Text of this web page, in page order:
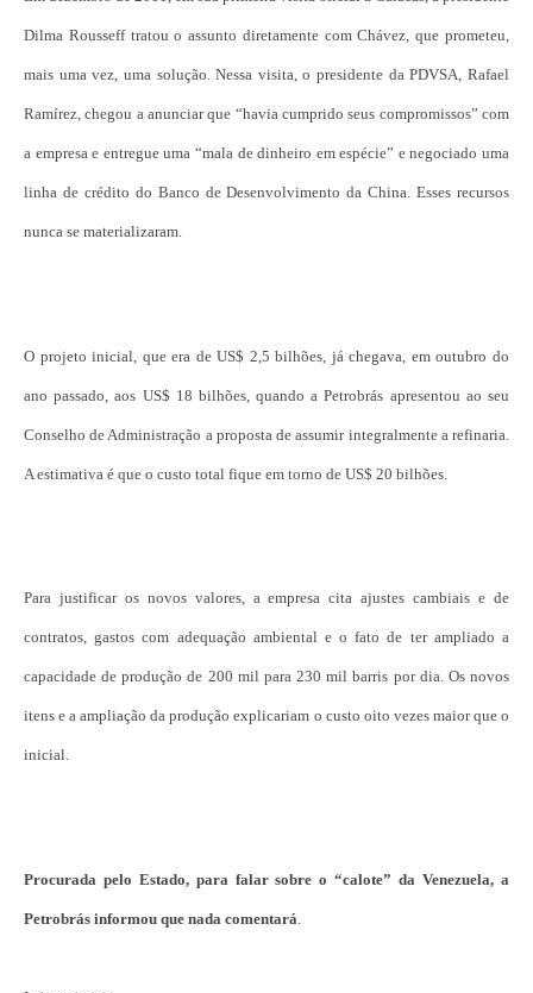
Dilma Rousseff tratou o assunto diretamente com Chávez, que prometeu,
mais uma vez, uma solução. Nessa visita, o presidente da PDVSA, Rafael
Ramírez, chegou a anunciar que “havia cumprido seus compromissos” com
a empresa e entregue uma “mala de dinheiro em espécie” e negociado uma
linha de crédito do Banco de Desenvolvimento da China. Esses recursos
nunca se materializaram.
O projeto inicial, que era de US$ 2,5 bilhões, já chegava, em outubro do
ano passado, aos US$ 18 bilhões, quando a Petrobrás apresentou ao seu
Conselho de Administração a proposta de assumir integralmente a refinaria.
A estimativa é que o custo total fique em torno de US$ 20 bilhões.
Para justificar os novos valores, a empresa cita ajustes cambiais e de
contratos, gastos com adequação ambiental e o fato de ter ampliado a
capacidade de produção de 200 mil para 230 mil barris por dia. Os novos
itens e a ampliação da produção explicariam o custo oito vezes maior que o
inicial.
Procurada pelo Estado, para falar sobre o “calote” da Venezuela, a
Petrobrás informou que nada comentará